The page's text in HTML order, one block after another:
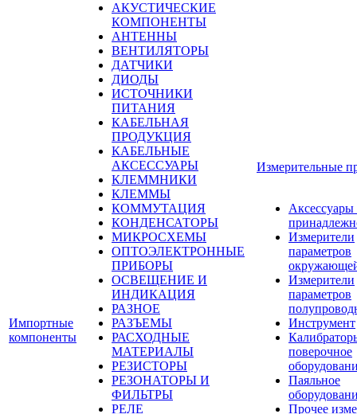
Импортные
компоненты
АКУСТИЧЕСКИЕ
КОМПОНЕНТЫ
АНТЕННЫ
ВЕНТИЛЯТОРЫ
ДАТЧИКИ
ДИОДЫ
ИСТОЧНИКИ
ПИТАНИЯ
КАБЕЛЬНАЯ
ПРОДУКЦИЯ
КАБЕЛЬНЫЕ
АКСЕССУАРЫ
КЛЕММНИКИ
КЛЕММЫ
КОММУТАЦИЯ
КОНДЕНСАТОРЫ
МИКРОСХЕМЫ
ОПТОЭЛЕКТРОННЫЕ
ПРИБОРЫ
ОСВЕЩЕНИЕ И
ИНДИКАЦИЯ
РАЗНОЕ
РАЗЪЕМЫ
РАСХОДНЫЕ
МАТЕРИАЛЫ
РЕЗИСТОРЫ
РЕЗОНАТОРЫ И
ФИЛЬТРЫ
РЕЛЕ
Измерительные
Аксессуары
Измерители
параметров
Измерители
параметров
Инструмент
поверочное
Паяльное
Прочее